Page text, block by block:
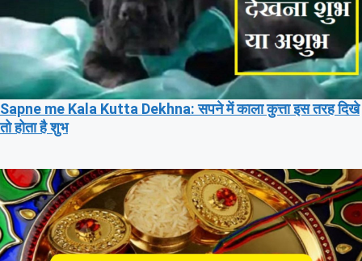
Sapne me Kala Kutta Dekhna: सपने में काला कुत्ता इस तरह दिखे
तो होता है शुभ